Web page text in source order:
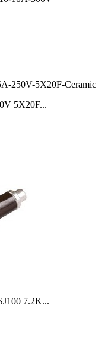
5X20F...
7.2K...